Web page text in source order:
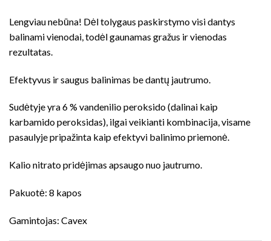
Lengviau nebūna! Dėl tolygaus paskirstymo visi dantys
balinami vienodai, todėl gaunamas gražus ir vienodas
rezultatas.
Efektyvus ir saugus balinimas be dantų jautrumo.
Sudėtyje yra 6 % vandenilio peroksido (dalinai kaip
karbamido peroksidas), ilgai veikianti kombinacija, visame
pasaulyje pripažinta kaip efektyvi balinimo priemonė.
Kalio nitrato pridėjimas apsaugo nuo jautrumo.
Pakuotė: 8 kapos
Gamintojas: Cavex